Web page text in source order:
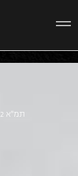
לתוכן
תמ"א 2\38 – הריסה ובניה – איזור פארק הירקון.